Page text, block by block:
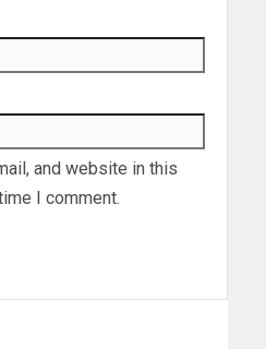
and website in this
I comment.